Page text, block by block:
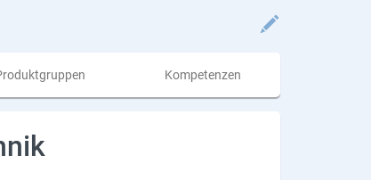
Kompetenzen